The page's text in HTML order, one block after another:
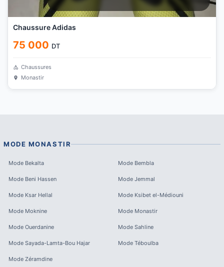
Chaussure Adidas
75 000 DT
Chaussures
Monastir
MODE MONASTIR
Mode Bekalta Mode Bembla
Mode Beni Hassen Mode Jemmal
Mode Ksar Hellal Mode Ksibet el-Médiouni
Mode Moknine Mode Monastir
Mode Ouerdanine Mode Sahline
Mode Sayada-Lamta-Bou Hajar Mode Téboulba
Mode Zéramdine